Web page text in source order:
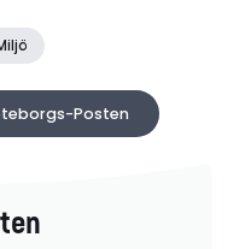
Posten